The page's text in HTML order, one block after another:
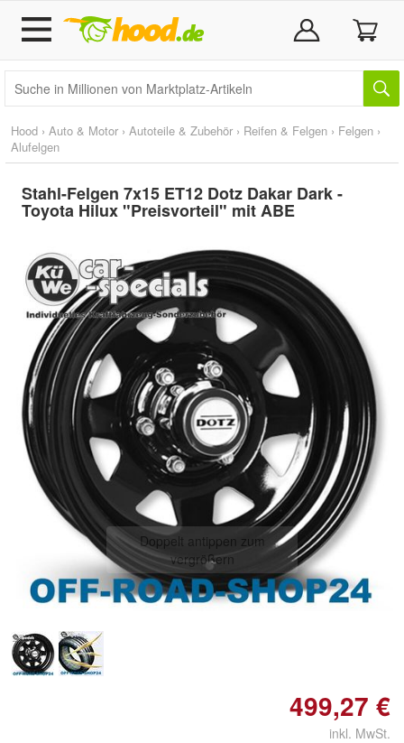
Hood › Auto & Motor › Autoteile & Zubehör › Reifen & Felgen › Felgen ›
Alufelgen
Stahl-Felgen 7x15 ET12 Dotz Dakar Dark -
Toyota Hilux "Preisvorteil" mit ABE
Doppelt antippen zum
vergrößern
499,27 €
inkl. MwSt.